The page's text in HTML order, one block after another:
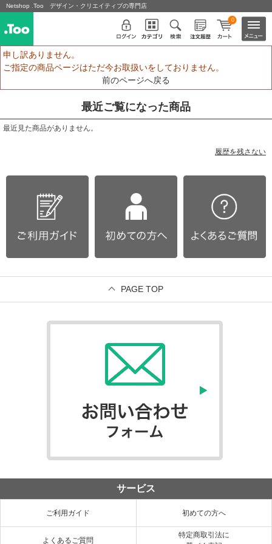
Netshop .Too デザイン・クリエイティブの専門店
0
申し訳ありません。
ご指定の商品ページはただ今お取扱いをしておりません。
前のページへ戻る
最近ご覧になった商品
最近見た商品がありません。
履歴を残さない
PAGE TOP
サービス
ご利用ガイド 初めての方へ
よくあるご質問
特定商取引法に